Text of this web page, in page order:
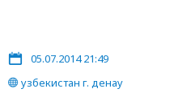
05.07.2014 21:49
узбекистан г. денау